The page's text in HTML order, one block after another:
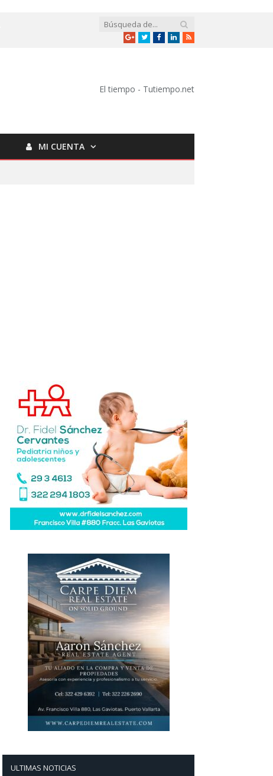
GoogleTwitterFacebookLinkedIn
RSS
El tiempo - Tutiempo.net
MI CUENTA
ULTIMAS NOTICIAS